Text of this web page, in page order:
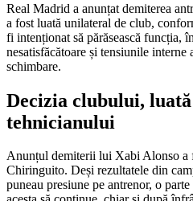
Real Madrid a anunțat demiterea
a fost luată unilateral de club,
fi intenționat să părăsească funcția,
nesatisfăcătoare și tensiunile interne
schimbare.
Decizia clubului,
tehnicianului
Anunțul demiterii lui Xabi Alonso a
Chiringuito. Deși rezultatele din
puneau presiune pe antrenor, o